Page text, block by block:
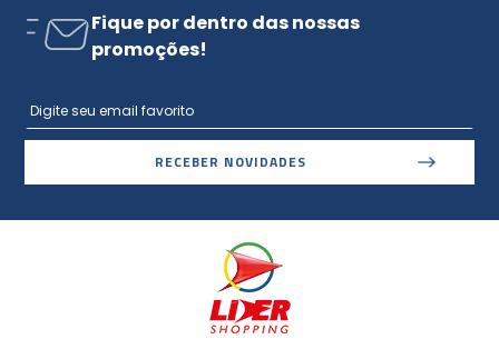
Fique por dentro das nossas
promoções!
RECEBER NOVIDADES